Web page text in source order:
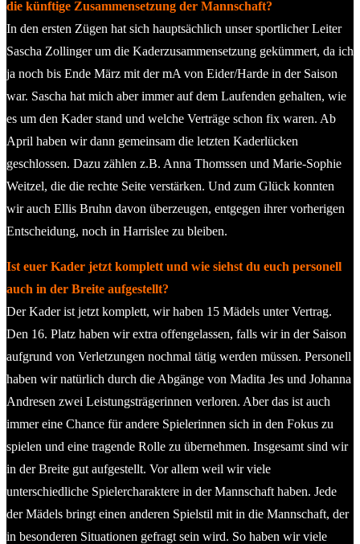
die künftige Zusammensetzung der Mannschaft?
In den ersten Zügen hat sich hauptsächlich unser sportlicher Leiter
Sascha Zollinger um die Kaderzusammensetzung gekümmert, da ich
ja noch bis Ende März mit der mA von Eider/Harde in der Saison
war. Sascha hat mich aber immer auf dem Laufenden gehalten, wie
es um den Kader stand und welche Verträge schon fix waren. Ab
April haben wir dann gemeinsam die letzten Kaderlücken
geschlossen. Dazu zählen z.B. Anna Thomssen und Marie-Sophie
Weitzel, die die rechte Seite verstärken. Und zum Glück konnten
wir auch Ellis Bruhn davon überzeugen, entgegen ihrer vorherigen
Entscheidung, noch in Harrislee zu bleiben.
Ist euer Kader jetzt komplett und wie siehst du euch personell
auch in der Breite aufgestellt?
Der Kader ist jetzt komplett, wir haben 15 Mädels unter Vertrag.
Den 16. Platz haben wir extra offengelassen, falls wir in der Saison
aufgrund von Verletzungen nochmal tätig werden müssen. Personell
haben wir natürlich durch die Abgänge von Madita Jes und Johanna
Andresen zwei Leistungsträgerinnen verloren. Aber das ist auch
immer eine Chance für andere Spielerinnen sich in den Fokus zu
spielen und eine tragende Rolle zu übernehmen. Insgesamt sind wir
in der Breite gut aufgestellt. Vor allem weil wir viele
unterschiedliche Spielercharaktere in der Mannschaft haben. Jede
der Mädels bringt einen anderen Spielstil mit in die Mannschaft, der
in besonderen Situationen gefragt sein wird. So haben wir viele